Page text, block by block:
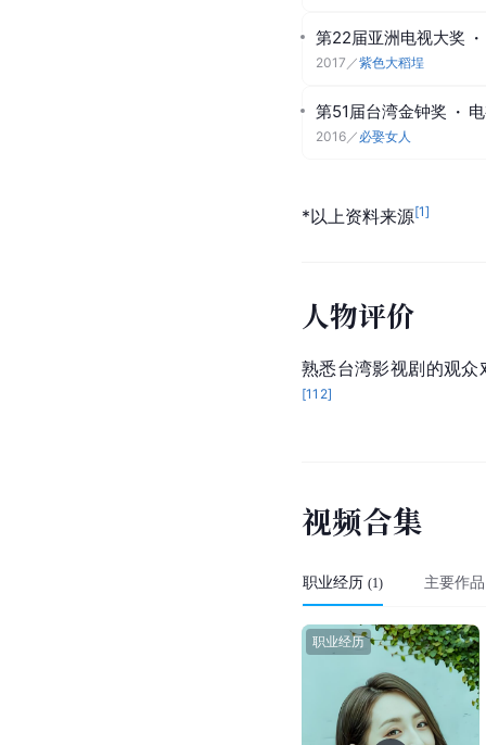
第22届亚洲电视大奖 ·
2017 ／紫色大稻埕
第51届台湾金钟奖 ·
2016 ／ 必娶女人
*以上资料来源[1]
人物评价
熟悉台湾影视剧的观
[112]
视频合集
职业经历 (1) 主要作品
职业经历